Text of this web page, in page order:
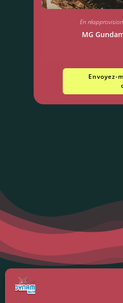
En
MG
Envoyez-